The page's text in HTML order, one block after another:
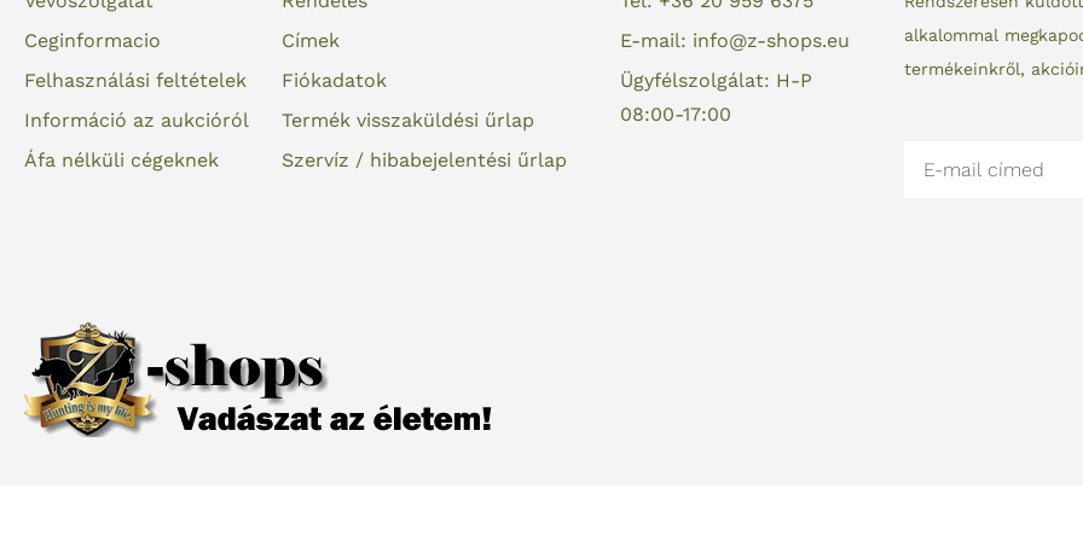
Ceginformacio
Felhasználási feltételek
Információ az aukcióról
Áfa nélküli cégeknek
Címek
Fiókadatok
Termék visszaküldési űrlap
Szervíz / hibabejelentési űrlap
E-mail: info@z-shops.eu
Ügyfélszolgálat: H-P
08:00-17:00
alkalommal
termékeinkről,